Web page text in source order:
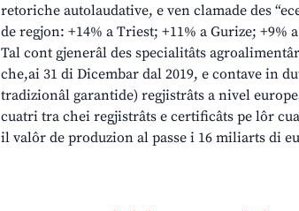
retoriche autolaudative, e ven clamade des
de regjon: +14% a Triest; +11% a Gurize; +9%
Tal cont gjenerâl des specialitâts
che,ai 31 di Dicembar dal 2019, e contave in
tradizionâl garantide) regjistrâts a nivel
cuatri tra chei regjistrâts e certificâts pe lôr
il valôr de produzion al passe i 16 miliarts di